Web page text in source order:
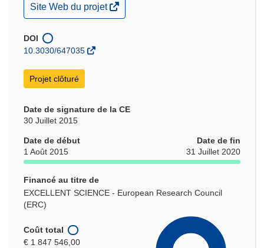
(s’ouvre
dans
nouvelle
fenêtre)
Site Web du projet
DOI
10.3030/647035
Projet clôturé
Date de signature de la CE
30 Juillet 2015
Date de début
1 Août 2015
Date de fin
31 Juillet 2020
Financé au titre de
EXCELLENT SCIENCE - European Research Council
(ERC)
Coût total
€ 1 847 546,00